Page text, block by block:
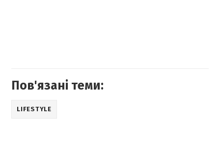
Пов'язані теми:
LIFESTYLE